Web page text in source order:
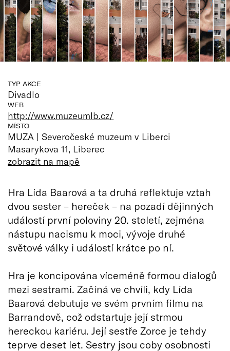
TYP AKCE
Divadlo
WEB
http://www.muzeumlb.cz/
MÍSTO
MUZA | Severočeské muzeum v Liberci
Masarykova 11, Liberec
zobrazit na mapě
Hra Lída Baarová a ta druhá reflektuje vztah
dvou sester – hereček – na pozadí dějinných
událostí první poloviny 20. století, zejména
nástupu nacismu k moci, vývoje druhé
světové války i událostí krátce po ní.
Hra je koncipována víceméně formou dialogů
mezi sestrami. Začíná ve chvíli, kdy Lída
Baarová debutuje ve svém prvním filmu na
Barrandově, což odstartuje její strmou
hereckou kariéru. Její sestře Zorce je tehdy
teprve deset let. Sestry jsou coby osobnosti